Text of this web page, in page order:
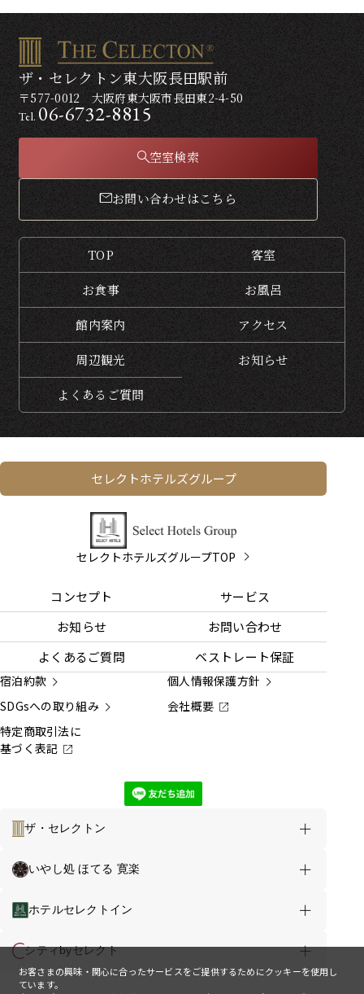
ザ・セレクトン東大阪長田駅前
〒577-0012 大阪府東大阪市長田東2-4-50
Tel.06-6732-8815
空室検索
お問い合わせはこちら
TOP 客室
お食事 お風呂
館内案内 アクセス
周辺観光 お知らせ
よくあるご質問
ホテルのご案内
館内案内
セレクトホテルズグループ
セレクトホテルズグループTOP
コンセプト
サービス
お知らせ
お問い合わせ
よくあるご質問
ベストレート保証
宿泊約款
個人情報保護方針
SDGsへの取り組み
会社概要
特定商取引法に
基づく表記
ザ・セレクトン
いやし処 ほてる 寛楽
ホテルセレクトイン
シティbyセレクト
お客さまの興味・関心に合ったサービスをご提供するためにクッキーを使用し
ています。